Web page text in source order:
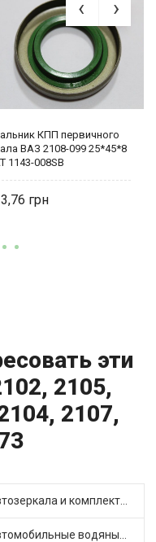
КПП первичного
ВАЗ 2108-099 25*45*8
1143-008SB
эти
2105,
2107,
Автозеркала и комплектующие (11)
Автомобильные водяные насосы (14)